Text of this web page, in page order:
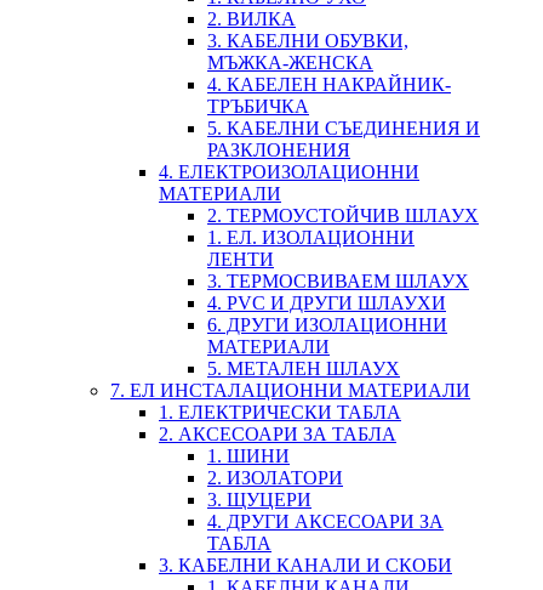
2. ВИЛКА
3. КАБЕЛНИ ОБУВКИ,
МЪЖКА-ЖЕНСКА
4. КАБЕЛЕН НАКРАЙНИК-
ТРЪБИЧКА
5. КАБЕЛНИ СЪЕДИНЕНИЯ И
РАЗКЛОНЕНИЯ
4. ЕЛЕКТРОИЗОЛАЦИОННИ
МАТЕРИАЛИ
2. ТЕРМОУСТОЙЧИВ ШЛАУХ
1. ЕЛ. ИЗОЛАЦИОННИ
ЛЕНТИ
3. ТЕРМОСВИВАЕМ ШЛАУХ
4. PVC И ДРУГИ ШЛАУХИ
6. ДРУГИ ИЗОЛАЦИОННИ
МАТЕРИАЛИ
5. МЕТАЛЕН ШЛАУХ
7. ЕЛ ИНСТАЛАЦИОННИ МАТЕРИАЛИ
1. ЕЛЕКТРИЧЕСКИ ТАБЛА
2. АКСЕСОАРИ ЗА ТАБЛА
1. ШИНИ
2. ИЗОЛАТОРИ
3. ЩУЦЕРИ
4. ДРУГИ АКСЕСОАРИ ЗА
ТАБЛА
3. КАБЕЛНИ КАНАЛИ И СКОБИ